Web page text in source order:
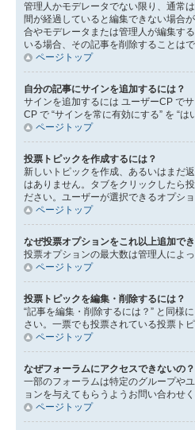
管理人かモデレータでない限り、通常
間が経過していると編集できない場合
合やモデレータまたは管理人が編集す
いる場合、その記事を削除することは
ページトップ
自分の記事にサインを追加するには？
サインを追加するには ユーザーCP で
CP で “サインを常に有効にする” を “
ページトップ
投票トピックを作成するには？
新しいトピックを作成、あるいはまだ
はありません。タブをクリックしたら
ださい。ユーザーが選択できるオプシ
ページトップ
なぜ投票オプションをこれ以上追加で
投票オプションの最大数は管理人によ
ページトップ
投票トピックを編集・削除するには？
“記事を編集・削除するには？” と同様
さい。一票でも投票されている投票ト
ページトップ
なぜフォーラムにアクセスできないの？
一部のフォーラムは特定のグループや
ョンを与えてもらうようお問い合わせく
ページトップ